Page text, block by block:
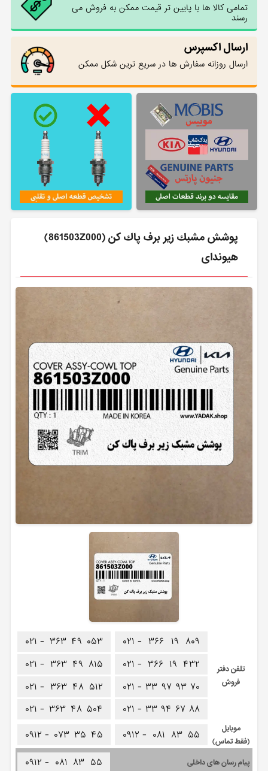
تمامی کالا ها با پایین تر قیمت ممکن به فروش می
رسند
ارسال اکسپرس
ارسال روزانه سفارش ها در سریع ترین شکل ممکن
پوشش مشبك زير برف پاك كن (861503Z000)
هیوندای
تلفن دفتر
فروش
۰۲۱ - ۳۶۶ ۱۹ ۸۰۹
۰۲۱ - ۳۶۶ ۱۹ ۴۳۲
۰۲۱ - ۳۳ ۹۷ ۹۳ ۷۰
۰۲۱ - ۳۳ ۹۴ ۶۷ ۸۸
۰۲۱ - ۳۶۳ ۴۹ ۰۵۳
۰۲۱ - ۳۶۳ ۴۹ ۸۱۵
۰۲۱ - ۳۶۳ ۴۸ ۵۱۲
۰۲۱ - ۳۶۳ ۴۸ ۵۰۴
موبایل
(فقط تماس)
۰۹۱۲ - ۰۸۱ ۸۳ ۵۵ ۰۹۱۲ - ۰۷۳ ۳۵ ۴۵
پیام رسان های داخلی ۰۹۱۲ - ۰۸۱ ۸۳ ۵۵